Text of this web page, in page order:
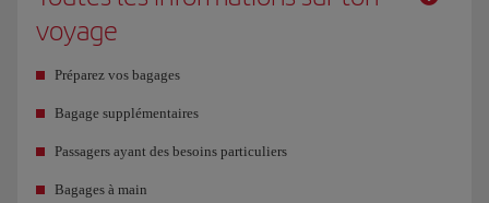
voyage
Préparez vos bagages
Bagage supplémentaires
Passagers ayant des besoins particuliers
Bagages à main